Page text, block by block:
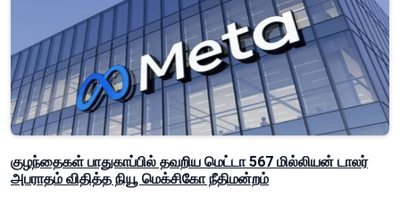
குழந்தைகள் பாதுகாப்பில் தவறிய மெட்டா 567 மில்லியன் டாலர்
அபராதம் விதித்த நியூ மெக்சிகோ நீதிமன்றம்